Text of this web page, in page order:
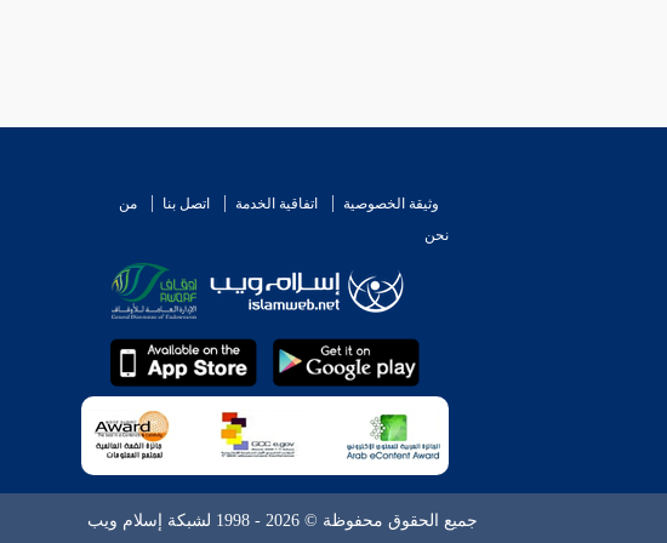
وثيقة الخصوصية اتفاقية الخدمة اتصل بنا
من
نحن
جميع الحقوق محفوظة © 2026 - 1998 لشبكة إسلام ويب